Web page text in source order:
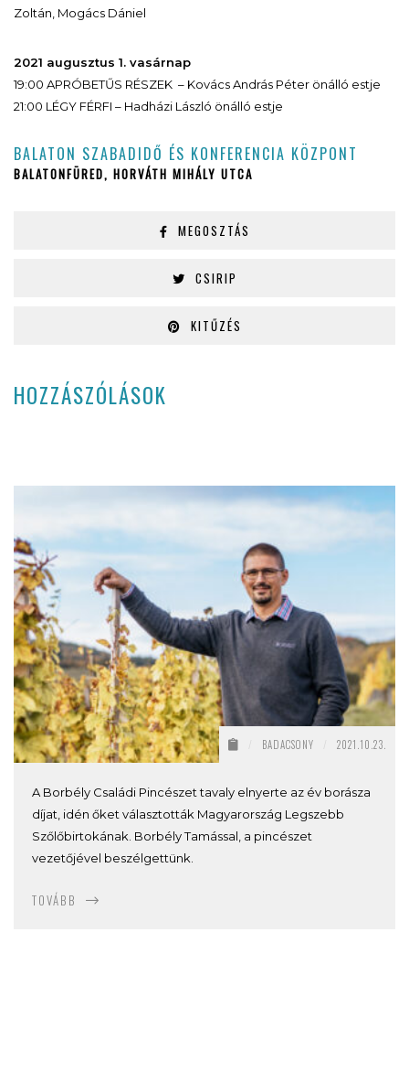
Zoltán, Mogács Dániel
2021 augusztus 1. vasárnap
19:00 APRÓBETŰS RÉSZEK – Kovács András Péter önálló estje
21:00 LÉGY FÉRFI – Hadházi László önálló estje
BALATON SZABADIDŐ ÉS KONFERENCIA KÖZPONT
BALATONFÜRED, HORVÁTH MIHÁLY UTCA
MEGOSZTÁS
CSIRIP
KITŰZÉS
HOZZÁSZÓLÁSOK
BADACSONY 2021.10.23.
A Borbély Családi Pincészet tavaly elnyerte az év borásza
díjat, idén őket választották Magyarország Legszebb
Szőlőbirtokának. Borbély Tamással, a pincészet
vezetőjével beszélgettünk.
TOVÁBB